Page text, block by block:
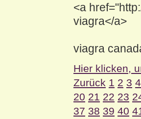
<a
viagra</a>
viagra
Hier klicken,
Zurück 1 2 3 4
20 21 22 23
37 38 39 40